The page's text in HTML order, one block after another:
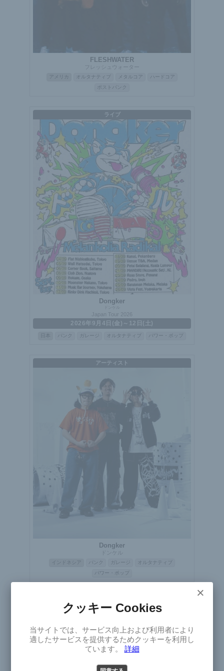
FLESHWATER
フレッシュウォーター
アメリカ オルタナティブ メタルコア
ハードコア
ポストパンク
ライブ
Dongker
Japan Tour 2026
2026年9月4日(金)～12日(土)
パンク ガレージ オルタナティブ パワー・ポップ
アーティスト
Dongker
ドンケル
インドネシア パンク ガレージ
オルタナティブ
パワー・ポップ
×
Select
Version
×
クッキー Cookies
当サイトでは、サービス向上および利用者により
適したサービスを提供するためクッキーを利用し
ています。 詳細